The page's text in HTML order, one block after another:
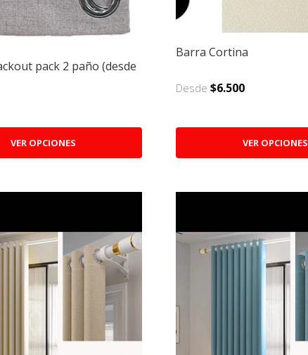
pack 2 paño (desde
VER OPCIONES
Barra Cortina
Desde$6.500
VER OPCIONES